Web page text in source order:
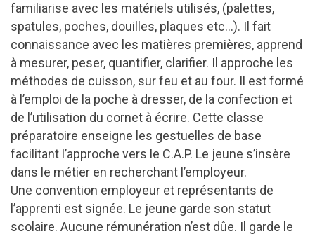
familiarise avec les matériels utilisés, (palettes,
spatules, poches, douilles, plaques etc…). Il fait
connaissance avec les matières premières, apprend
à mesurer, peser, quantifier, clarifier. Il approche les
méthodes de cuisson, sur feu et au four. Il est formé
à l’emploi de la poche à dresser, de la confection et
de l’utilisation du cornet à écrire. Cette classe
préparatoire enseigne les gestuelles de base
facilitant l’approche vers le C.A.P. Le jeune s’insère
dans le métier en recherchant l’employeur.
Une convention employeur et représentants de
l’apprenti est signée. Le jeune garde son statut
scolaire. Aucune rémunération n’est dûe. Il garde le